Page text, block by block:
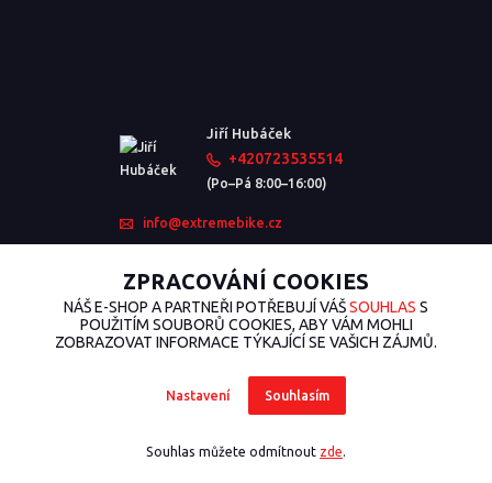
Jiří Hubáček
+420723535514
(Po–Pá 8:00–16:00)
info@extremebike.cz
Vytvořeno na
Eshop-rychle.cz
ZPRACOVÁNÍ COOKIES
NÁŠ E-SHOP A PARTNEŘI POTŘEBUJÍ VÁŠSOUHLAS S
POUŽITÍM SOUBORŮ COOKIES, ABY VÁM MOHLI
ZOBRAZOVAT INFORMACE TÝKAJÍCÍ SE VAŠICH ZÁJMŮ.
Nastavení Souhlasím
Souhlas můžete odmítnout zde.